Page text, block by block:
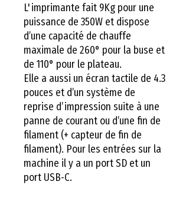
L'imprimante fait 9Kg pour une
puissance de 350W et dispose
d’une capacité de chauffe
maximale de 260° pour la buse et
de 110° pour le plateau.
Elle a aussi un écran tactile de 4.3
pouces et d’un système de
reprise d’impression suite à une
panne de courant ou d’une fin de
filament (+ capteur de fin de
filament). Pour les entrées sur la
machine il y a un port SD et un
port USB-C.